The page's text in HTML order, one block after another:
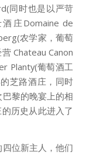
同时也是以严苛
庄Domaine de
农学家，葡萄
Chateau Canon
Planty(葡萄酒工
芝路酒庄，同时
黎的晚宴上的相
历史从此进入了
位新主人，他们